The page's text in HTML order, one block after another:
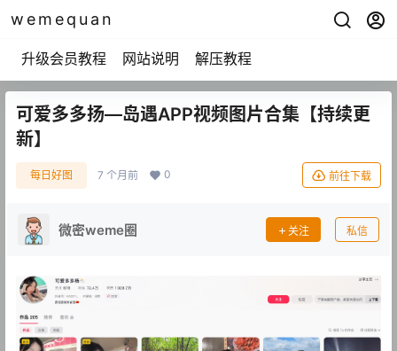
wemequan
升级会员教程 网站说明 解压教程
可爱多多扬—岛遇APP视频图片合集【持续更
新】
每日好图 7 个月前 0 前往下载
微密weme圈 关注 私信